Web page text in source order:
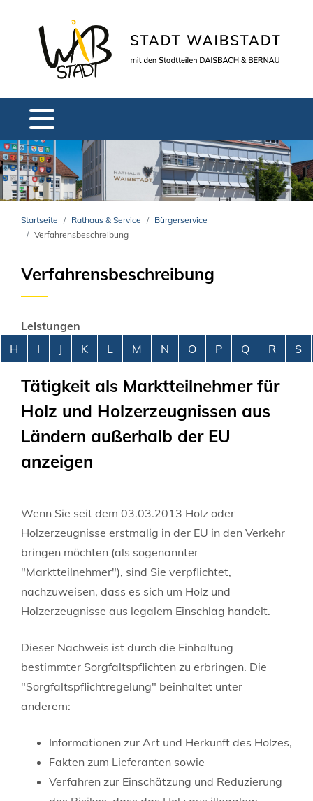
Startseite Rathaus & Service
Bürgerservice
Verfahrensbeschreibung
Verfahrensbeschreibung
Leistungen
Alphabetisches Register überspringen
H I J K L M N O P Q R S
Tätigkeit als Marktteilnehmer für
Holz und Holzerzeugnissen aus
Ländern außerhalb der EU
anzeigen
Wenn Sie seit dem 03.03.2013 Holz oder
Holzerzeugnisse erstmalig in der EU in den Verkehr
bringen möchten (als sogenannter
"Marktteilnehmer"), sind Sie verpflichtet,
nachzuweisen, dass es sich um Holz und
Holzerzeugnisse aus legalem Einschlag handelt.
Dieser Nachweis ist durch die Einhaltung
bestimmter Sorgfaltspflichten zu erbringen. Die
"Sorgfaltspflichtregelung" beinhaltet unter
anderem:
Informationen zur Art und Herkunft des Holzes,
Fakten zum Lieferanten sowie
Verfahren zur Einschätzung und Reduzierung